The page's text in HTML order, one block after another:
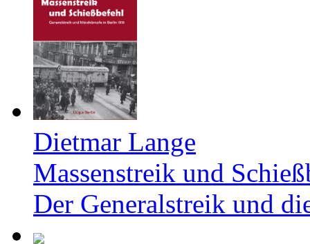
Dietmar Lange
Massenstreik und
Der Generalstreik und